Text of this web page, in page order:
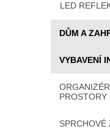
LED
DŮM A
VYBAVENÍ
PROSTORY
SPRCHOVÉ